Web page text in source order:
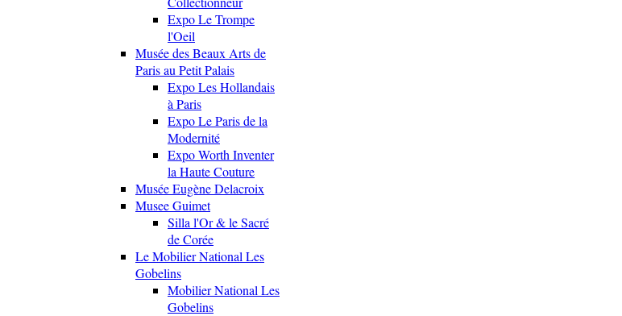
Expo Le Trompe
l'Oeil
Musée des Beaux Arts de
Paris au Petit Palais
Expo Les Hollandais
à Paris
Expo Le Paris de la
Modernité
Expo Worth Inventer
la Haute Couture
Musée Eugène Delacroix
Musee Guimet
Silla l'Or & le Sacré
de Corée
Le Mobilier National Les
Gobelins
Mobilier National Les
Gobelins